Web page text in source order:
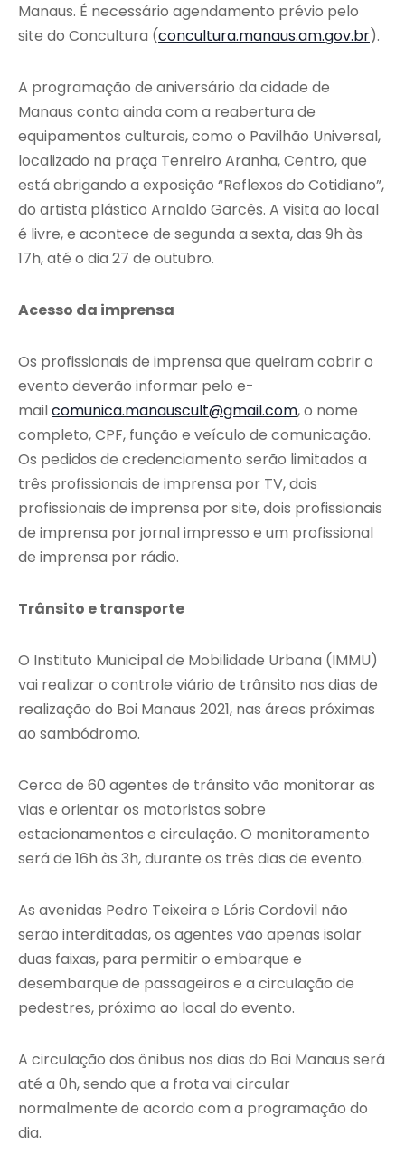
Manaus. É necessário agendamento prévio pelo
site do Concultura (concultura.manaus.am.gov.br).
A programação de aniversário da cidade de
Manaus conta ainda com a reabertura de
equipamentos culturais, como o Pavilhão Universal,
localizado na praça Tenreiro Aranha, Centro, que
está abrigando a exposição “Reflexos do Cotidiano”,
do artista plástico Arnaldo Garcês. A visita ao local
é livre, e acontece de segunda a sexta, das 9h às
17h, até o dia 27 de outubro.
Acesso da imprensa
Os profissionais de imprensa que queiram cobrir o
evento deverão informar pelo e-
mailcomunica.manauscult@gmail.com, o nome
completo, CPF, função e veículo de comunicação.
Os pedidos de credenciamento serão limitados a
três profissionais de imprensa por TV, dois
profissionais de imprensa por site, dois profissionais
de imprensa por jornal impresso e um profissional
de imprensa por rádio.
Trânsito e transporte
O Instituto Municipal de Mobilidade Urbana (IMMU)
vai realizar o controle viário de trânsito nos dias de
realização do Boi Manaus 2021, nas áreas próximas
ao sambódromo.
Cerca de 60 agentes de trânsito vão monitorar as
vias e orientar os motoristas sobre
estacionamentos e circulação. O monitoramento
será de 16h às 3h, durante os três dias de evento.
As avenidas Pedro Teixeira e Lóris Cordovil não
serão interditadas, os agentes vão apenas isolar
duas faixas, para permitir o embarque e
desembarque de passageiros e a circulação de
pedestres, próximo ao local do evento.
A circulação dos ônibus nos dias do Boi Manaus será
até a 0h, sendo que a frota vai circular
normalmente de acordo com a programação do
dia.